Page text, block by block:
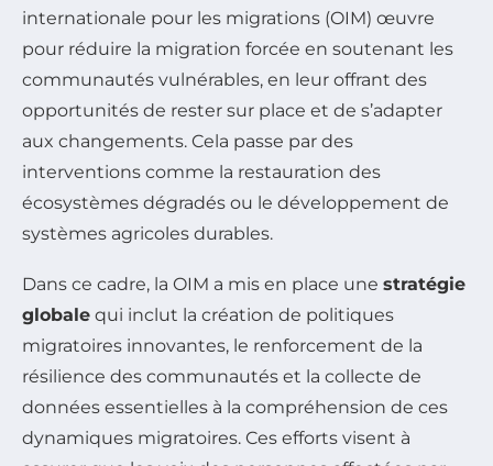
internationale pour les migrations (OIM) œuvre
pour réduire la migration forcée en soutenant les
communautés vulnérables, en leur offrant des
opportunités de rester sur place et de s’adapter
aux changements. Cela passe par des
interventions comme la restauration des
écosystèmes dégradés ou le développement de
systèmes agricoles durables.
Dans ce cadre, la OIM a mis en place une stratégie
globale qui inclut la création de politiques
migratoires innovantes, le renforcement de la
résilience des communautés et la collecte de
données essentielles à la compréhension de ces
dynamiques migratoires. Ces efforts visent à